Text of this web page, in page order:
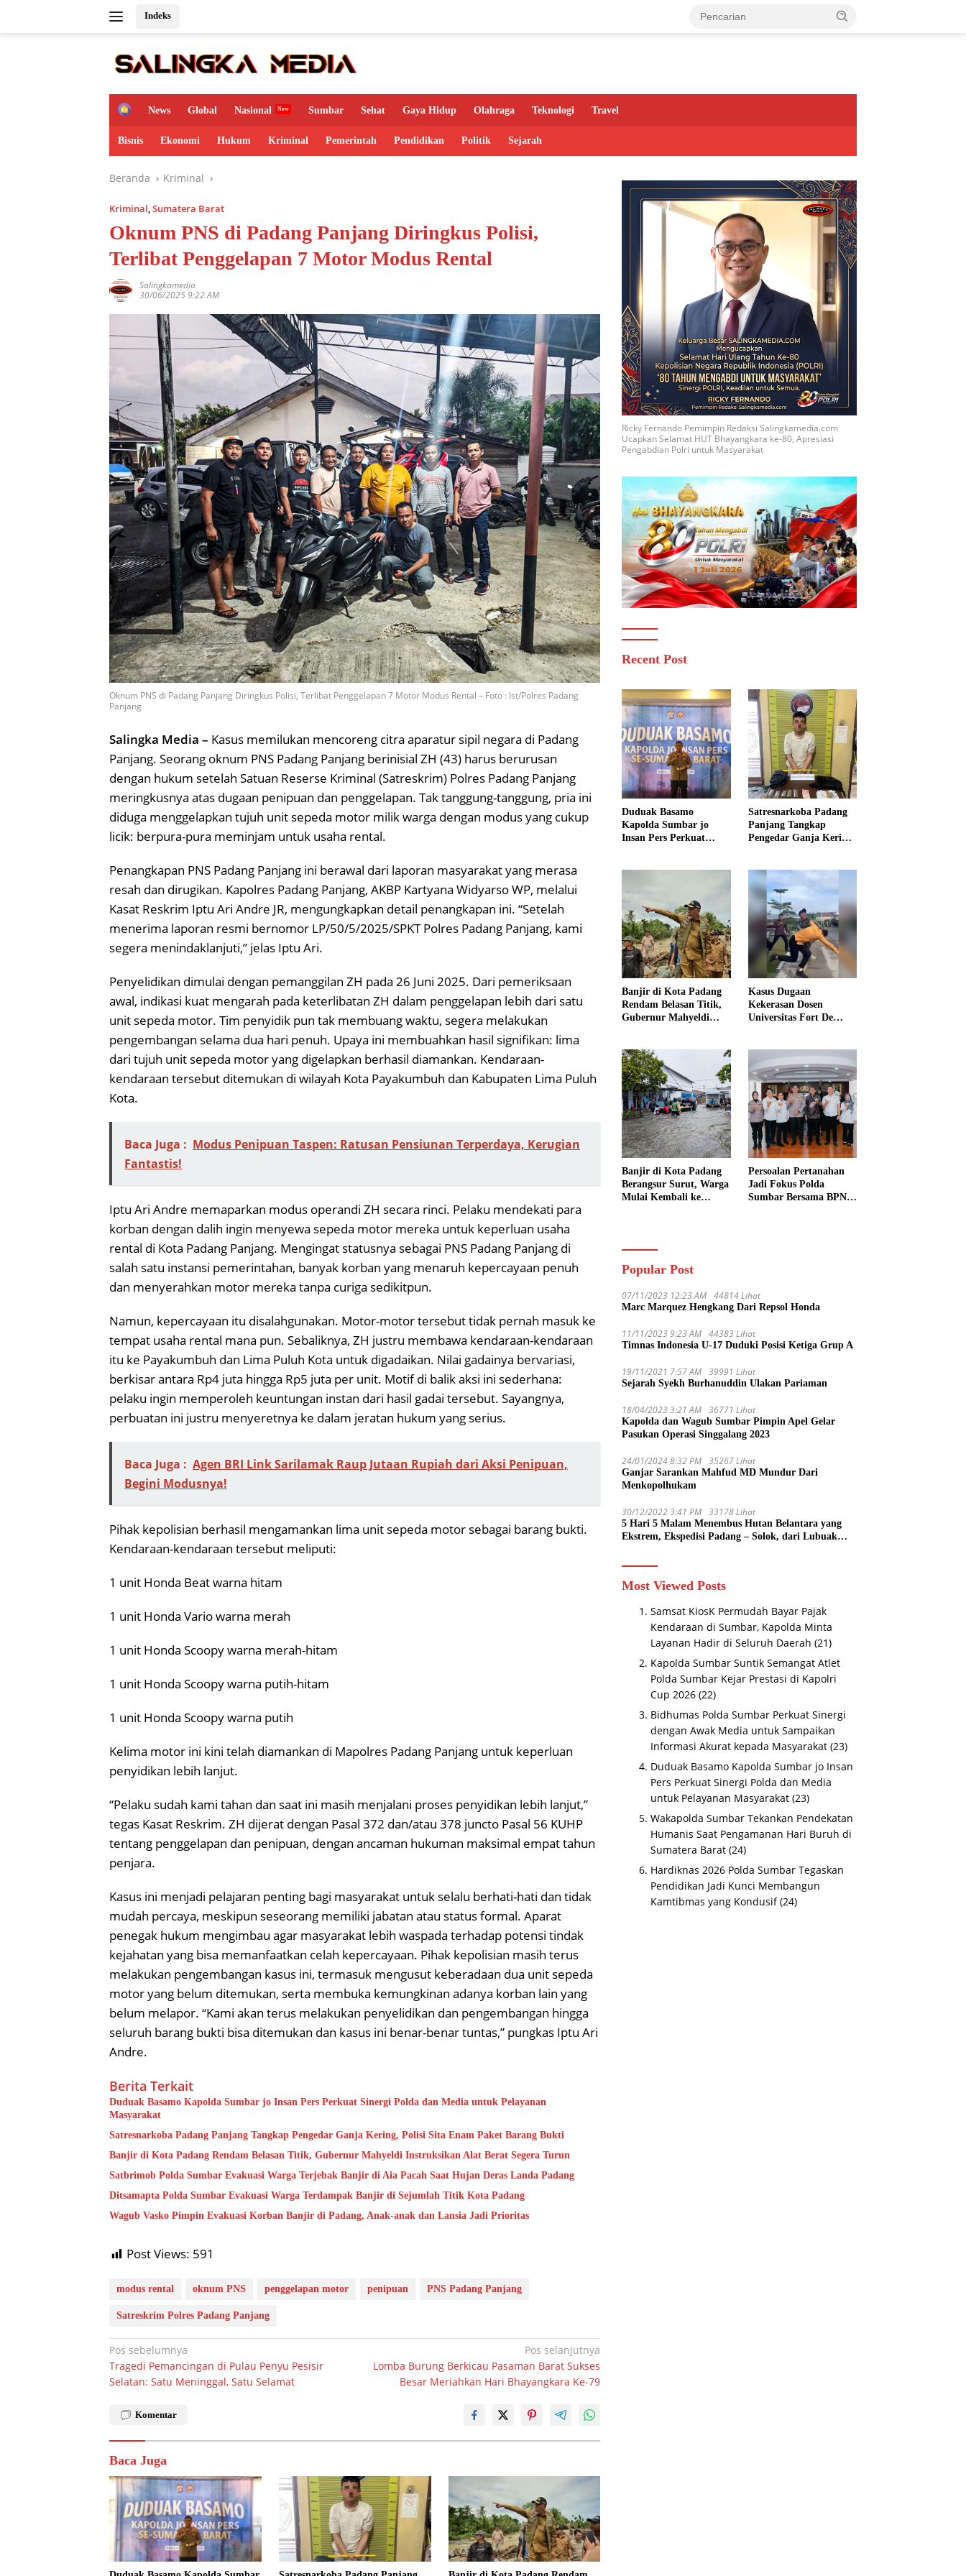
Indeks
H
m
e
News Global Nasional Sumbar Sehat Gaya Hidup Olahraga Teknologi Travel
Bisnis Ekonomi Hukum Kriminal Pemerintah Pendidikan Politik Sejarah
Beranda Kriminal
Kriminal,Sumatera Barat
Oknum PNS di Padang Panjang Diringkus Polisi,
Terlibat Penggelapan 7 Motor Modus Rental
Salingkamedia
30/06/2025 9:22 AM
Oknum PNS di Padang Panjang Diringkus Polisi, Terlibat Penggelapan 7 Motor Modus Rental – Foto : Ist/Polres Padang
Panjang
Salingka Media – Kasus memilukan mencoreng citra aparatur sipil negara di Padang
Panjang. Seorang oknum PNS Padang Panjang berinisial ZH (43) harus berurusan
dengan hukum setelah Satuan Reserse Kriminal (Satreskrim) Polres Padang Panjang
meringkusnya atas dugaan penipuan dan penggelapan. Tak tanggung-tanggung, pria ini
diduga menggelapkan tujuh unit sepeda motor milik warga dengan modus yang cukup
licik: berpura-pura meminjam untuk usaha rental.
Penangkapan PNS Padang Panjang ini berawal dari laporan masyarakat yang merasa
resah dan dirugikan. Kapolres Padang Panjang, AKBP Kartyana Widyarso WP, melalui
Kasat Reskrim Iptu Ari Andre JR, mengungkapkan detail penangkapan ini. “Setelah
menerima laporan resmi bernomor LP/50/5/2025/SPKT Polres Padang Panjang, kami
segera menindaklanjuti,” jelas Iptu Ari.
Penyelidikan dimulai dengan pemanggilan ZH pada 26 Juni 2025. Dari pemeriksaan
awal, indikasi kuat mengarah pada keterlibatan ZH dalam penggelapan lebih dari satu
unit sepeda motor. Tim penyidik pun tak membuang waktu, segera melakukan
pengembangan selama dua hari penuh. Upaya ini membuahkan hasil signifikan: lima
dari tujuh unit sepeda motor yang digelapkan berhasil diamankan. Kendaraan-
kendaraan tersebut ditemukan di wilayah Kota Payakumbuh dan Kabupaten Lima Puluh
Kota.
Baca Juga : Modus Penipuan Taspen: Ratusan Pensiunan Terperdaya, Kerugian
Fantastis!
Iptu Ari Andre memaparkan modus operandi ZH secara rinci. Pelaku mendekati para
korban dengan dalih ingin menyewa sepeda motor mereka untuk keperluan usaha
rental di Kota Padang Panjang. Mengingat statusnya sebagai PNS Padang Panjang di
salah satu instansi pemerintahan, banyak korban yang menaruh kepercayaan penuh
dan menyerahkan motor mereka tanpa curiga sedikitpun.
Namun, kepercayaan itu disalahgunakan. Motor-motor tersebut tidak pernah masuk ke
tempat usaha rental mana pun. Sebaliknya, ZH justru membawa kendaraan-kendaraan
itu ke Payakumbuh dan Lima Puluh Kota untuk digadaikan. Nilai gadainya bervariasi,
berkisar antara Rp4 juta hingga Rp5 juta per unit. Motif di balik aksi ini sederhana:
pelaku ingin memperoleh keuntungan instan dari hasil gadai tersebut. Sayangnya,
perbuatan ini justru menyeretnya ke dalam jeratan hukum yang serius.
Baca Juga : Agen BRI Link Sarilamak Raup Jutaan Rupiah dari Aksi Penipuan,
Begini Modusnya!
Pihak kepolisian berhasil mengamankan lima unit sepeda motor sebagai barang bukti.
Kendaraan-kendaraan tersebut meliputi:
1 unit Honda Beat warna hitam
1 unit Honda Vario warna merah
1 unit Honda Scoopy warna merah-hitam
1 unit Honda Scoopy warna putih-hitam
1 unit Honda Scoopy warna putih
Kelima motor ini kini telah diamankan di Mapolres Padang Panjang untuk keperluan
penyidikan lebih lanjut.
“Pelaku sudah kami tahan dan saat ini masih menjalani proses penyidikan lebih lanjut,”
tegas Kasat Reskrim. ZH dijerat dengan Pasal 372 dan/atau 378 juncto Pasal 56 KUHP
tentang penggelapan dan penipuan, dengan ancaman hukuman maksimal empat tahun
penjara.
Kasus ini menjadi pelajaran penting bagi masyarakat untuk selalu berhati-hati dan tidak
mudah percaya, meskipun seseorang memiliki jabatan atau status formal. Aparat
penegak hukum mengimbau agar masyarakat lebih waspada terhadap potensi tindak
kejahatan yang bisa memanfaatkan celah kepercayaan. Pihak kepolisian masih terus
melakukan pengembangan kasus ini, termasuk mengusut keberadaan dua unit sepeda
motor yang belum ditemukan, serta membuka kemungkinan adanya korban lain yang
belum melapor. “Kami akan terus melakukan penyelidikan dan pengembangan hingga
seluruh barang bukti bisa ditemukan dan kasus ini benar-benar tuntas,” pungkas Iptu Ari
Andre.
Berita Terkait
Duduak Basamo Kapolda Sumbar jo Insan Pers Perkuat Sinergi Polda dan Media untuk Pelayanan
Masyarakat
Satresnarkoba Padang Panjang Tangkap Pengedar Ganja Kering, Polisi Sita Enam Paket Barang Bukti
Banjir di Kota Padang Rendam Belasan Titik, Gubernur Mahyeldi Instruksikan Alat Berat Segera Turun
Satbrimob Polda Sumbar Evakuasi Warga Terjebak Banjir di Aia Pacah Saat Hujan Deras Landa Padang
Ditsamapta Polda Sumbar Evakuasi Warga Terdampak Banjir di Sejumlah Titik Kota Padang
Wagub Vasko Pimpin Evakuasi Korban Banjir di Padang, Anak-anak dan Lansia Jadi Prioritas
Post Views: 591
modus rental oknum PNS penggelapan motor penipuan PNS Padang Panjang
Satreskrim Polres Padang Panjang
Navigasi
pos
Pos sebelumnya
Tragedi Pemancingan di Pulau Penyu Pesisir
Selatan: Satu Meninggal, Satu Selamat
Pos selanjutnya
Lomba Burung Berkicau Pasaman Barat Sukses
Besar Meriahkan Hari Bhayangkara Ke-79
Komentar
Baca Juga
Ricky Fernando Pemimpin Redaksi Salingkamedia.com
Ucapkan Selamat HUT Bhayangkara ke-80, Apresiasi
Pengabdian Polri untuk Masyarakat
Recent Post
Duduak Basamo
Kapolda Sumbar jo
Insan Pers Perkuat
Satresnarkoba Padang
Panjang Tangkap
Pengedar Ganja Kering,
Banjir di Kota Padang
Rendam Belasan Titik,
Gubernur Mahyeldi
Kasus Dugaan
Kekerasan Dosen
Universitas Fort De
Hukum Minta AG
Segera Ditangkap
Banjir di Kota Padang
Berangsur Surut, Warga
Mulai Kembali ke
Persoalan Pertanahan
Jadi Fokus Polda
Sumbar Bersama BPN
Popular Post
07/11/2023 12:23 AM 44814 Lihat
Marc Marquez Hengkang Dari Repsol Honda
11/11/2023 9:23 AM 44383 Lihat
Timnas Indonesia U-17 Duduki Posisi Ketiga Grup A
19/11/2021 7:57 AM 39991 Lihat
Sejarah Syekh Burhanuddin Ulakan Pariaman
18/04/2023 3:21 AM 36771 Lihat
Kapolda dan Wagub Sumbar Pimpin Apel Gelar
Pasukan Operasi Singgalang 2023
24/01/2024 8:32 PM 35267 Lihat
Ganjar Sarankan Mahfud MD Mundur Dari
Menkopolhukam
30/12/2022 3:41 PM 33178 Lihat
5 Hari 5 Malam Menembus Hutan Belantara yang
Ekstrem, Ekspedisi Padang – Solok, dari Lubuak
Most Viewed Posts
Samsat KiosK Permudah Bayar Pajak
Kendaraan di Sumbar, Kapolda Minta
Layanan Hadir di Seluruh Daerah (21)
Kapolda Sumbar Suntik Semangat Atlet
Polda Sumbar Kejar Prestasi di Kapolri
Cup 2026 (22)
Bidhumas Polda Sumbar Perkuat Sinergi
dengan Awak Media untuk Sampaikan
Informasi Akurat kepada Masyarakat (23)
Duduak Basamo Kapolda Sumbar jo Insan
Pers Perkuat Sinergi Polda dan Media
untuk Pelayanan Masyarakat (23)
Wakapolda Sumbar Tekankan Pendekatan
Humanis Saat Pengamanan Hari Buruh di
Sumatera Barat (24)
Hardiknas 2026 Polda Sumbar Tegaskan
Pendidikan Jadi Kunci Membangun
Kamtibmas yang Kondusif (24)